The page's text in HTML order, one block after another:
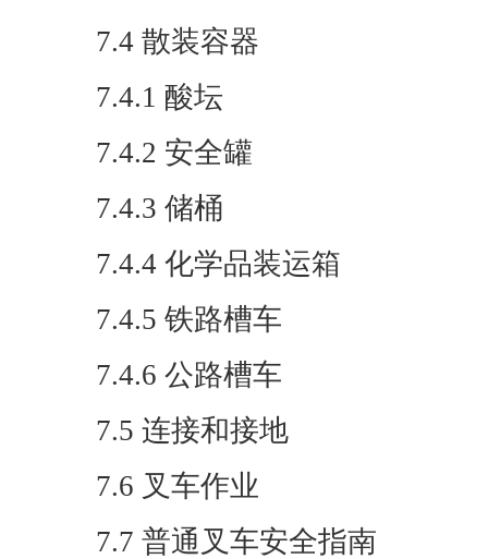
7.4 散装容器
7.4.1 酸坛
7.4.2 安全罐
7.4.3 储桶
7.4.4 化学品装运箱
7.4.5 铁路槽车
7.4.6 公路槽车
7.5 连接和接地
7.6 叉车作业
7.7 普通叉车安全指南